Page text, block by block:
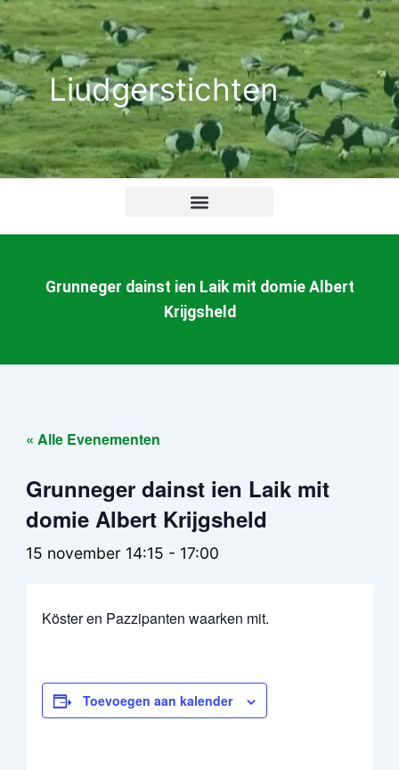
Ga
naar
de
inhoudLiudgerstichten
Grunneger dainst ien Laik mit domie Albert
Krijgsheld
« Alle Evenementen
Grunneger dainst ien Laik mit
domie Albert Krijgsheld
15 november 14:15 - 17:00
Köster en Pazzipanten waarken mit.
Toevoegen aan kalender